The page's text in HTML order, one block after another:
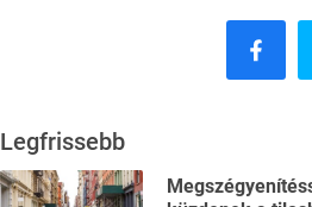
Legfrissebb